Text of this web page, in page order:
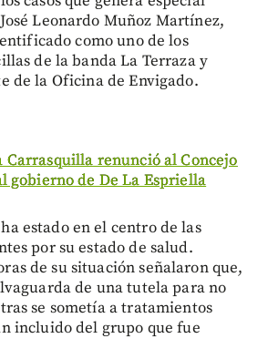
Leonardo Muñoz Martínez,
como uno de los
de la banda La Terraza y
de la Oficina de Envigado.
Carrasquilla renunció al Concejo
gobierno de De La Espriella
estado en el centro de las
por su estado de salud.
de su situación señalaron que,
de una tutela para no
se sometía a tratamientos
incluido del grupo que fue